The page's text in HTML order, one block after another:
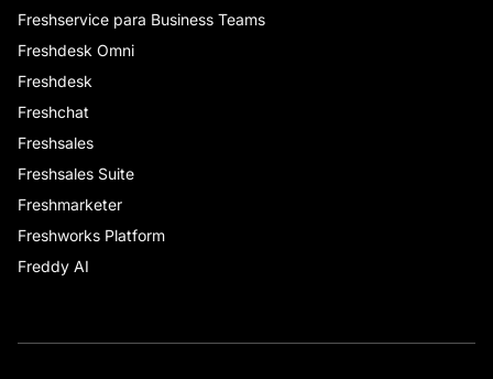
Freshservice para Business Teams
Freshdesk Omni
Freshdesk
Freshchat
Freshsales
Freshsales Suite
Freshmarketer
Freshworks Platform
Freddy AI